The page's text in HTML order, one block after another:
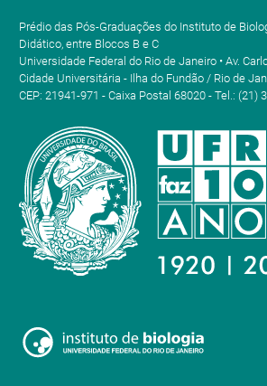
Prédio das Pós-Graduações do Instituto de
Didático, entre Blocos B e C
Universidade Federal do Rio de Janeiro • Av.
Cidade Universitária - Ilha do Fundão / Rio de
CEP: 21941-971 - Caixa Postal 68020 - Tel.: (21)